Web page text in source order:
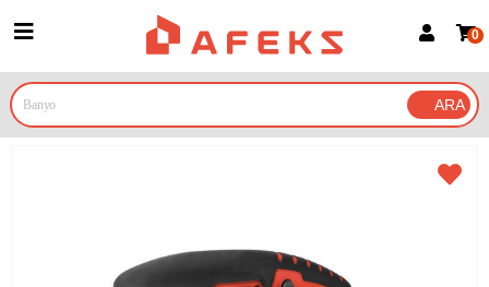
Google İle Bağlan
0